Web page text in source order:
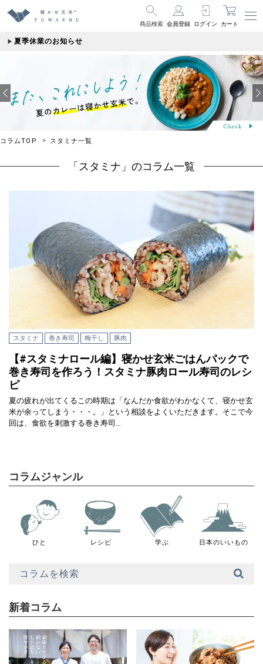
商品検索 会員登録 ログイン カート
夏季休業のお知らせ
コラムTOP スタミナ一覧
「スタミナ」のコラム一覧
スタミナ 巻き寿司 梅干し 豚肉
【#スタミナロール編】寝かせ玄米ごはんパックで
巻き寿司を作ろう！スタミナ豚肉ロール寿司のレシ
ピ
夏の疲れが出てくるこの時期は「なんだか食欲がわかなくて、寝かせ玄
米が余ってしまう・・・。」という相談をよくいただきます。そこで今
回は、食欲を刺激する巻き寿司…
コラムジャンル
ひと レシピ 学ぶ 日本のいいもの
新着コラム